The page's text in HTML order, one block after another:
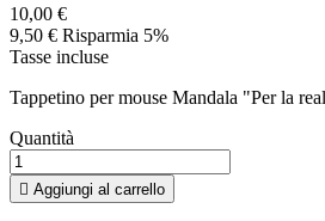
10,00 €
9,50 € Risparmia 5%
Tasse incluse
Tappetino per mouse Mandala "Per la
Quantità
 Aggiungi al carrello